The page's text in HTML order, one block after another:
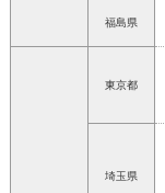
福島県
東京都
埼玉県